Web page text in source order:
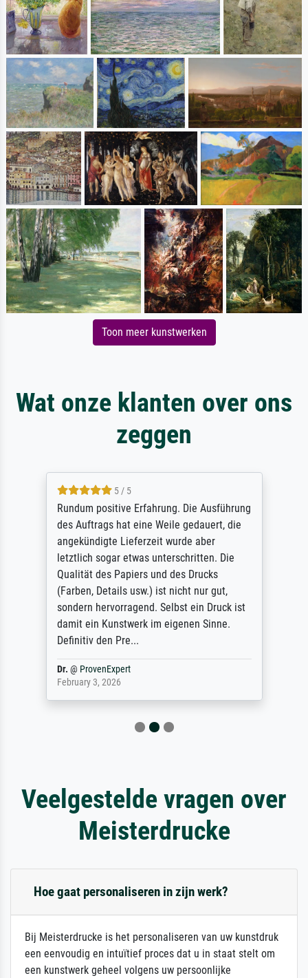
Toon meer kunstwerken
Wat onze klanten over ons
zeggen
5 / 5
Rundum positive Erfahrung. Die Ausführung
des Auftrags hat eine Weile gedauert, die
angekündigte Lieferzeit wurde aber
letztlich sogar etwas unterschritten. Die
Qualität des Papiers und des Drucks
(Farben, Details usw.) ist nicht nur gut,
sondern hervorragend. Selbst ein Druck ist
damit ein Kunstwerk im eigenen Sinne.
Definitiv den Pre...
Dr. @ ProvenExpert
February 3, 2026
Veelgestelde vragen over
Meisterdrucke
Hoe gaat personaliseren in zijn werk?
Bij Meisterdrucke is het personaliseren van uw kunstdruk
een eenvoudig en intuïtief proces dat u in staat stelt om
een kunstwerk geheel volgens uw persoonlijke